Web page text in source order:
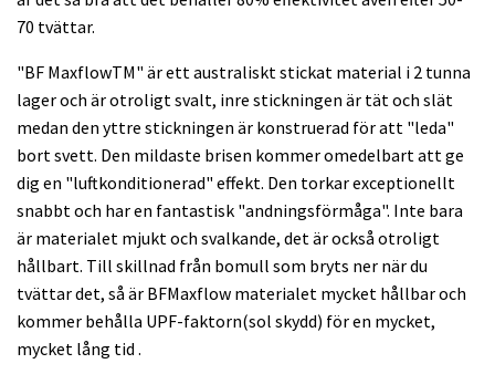
70 tvättar.
"BF MaxflowTM" är ett australiskt stickat material i 2 tunna
lager och är otroligt svalt, inre stickningen är tät och slät
medan den yttre stickningen är konstruerad för att "leda"
bort svett. Den mildaste brisen kommer omedelbart att ge
dig en "luftkonditionerad" effekt. Den torkar exceptionellt
snabbt och har en fantastisk "andningsförmåga". Inte bara
är materialet mjukt och svalkande, det är också otroligt
hållbart. Till skillnad från bomull som bryts ner när du
tvättar det, så är BFMaxflow materialet mycket hållbar och
kommer behålla UPF-faktorn(sol skydd) för en mycket,
mycket lång tid .